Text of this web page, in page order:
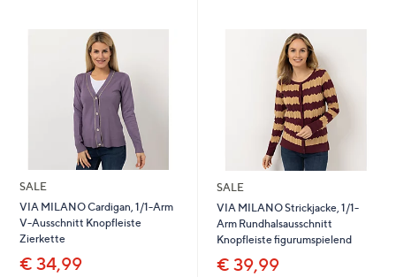
SALE
VIA MILANO Cardigan, 1/1-Arm
V-Ausschnitt Knopfleiste
Zierkette
€ 34,99
SALE
VIA MILANO Strickjacke, 1/1-
Arm Rundhalsausschnitt
Knopfleiste figurumspielend
€ 39,99